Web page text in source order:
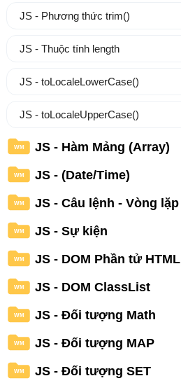
JS - Phương thức trim()
JS - Thuộc tính length
JS - toLocaleLowerCase()
JS - toLocaleUpperCase()
WM JS - Hàm Mảng (Array)
WM JS - (Date/Time)
WM JS - Câu lệnh - Vòng lặp
WM JS - Sự kiện
WM JS - DOM Phần tử HTML
WM JS - DOM ClassList
WM JS - Đối tượng Math
WM JS - Đối tượng MAP
WM JS - Đối tượng SET